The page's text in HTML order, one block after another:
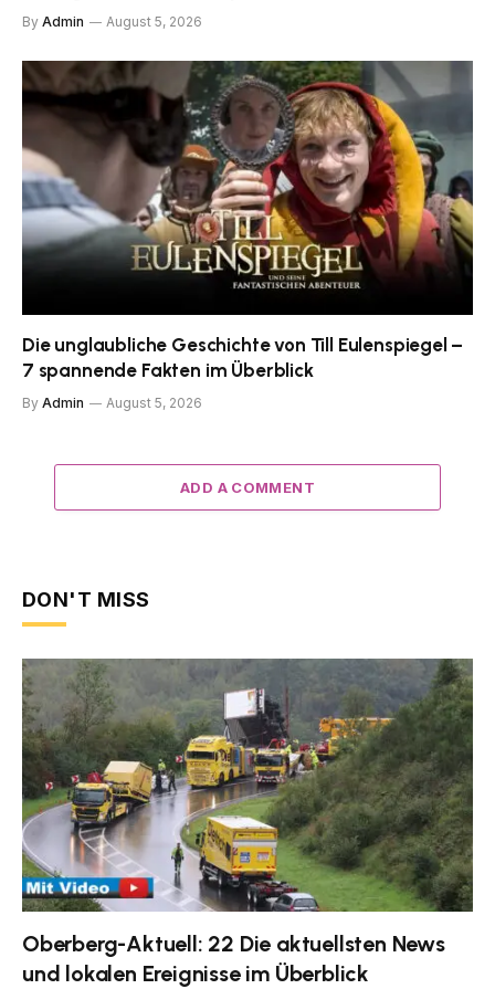
By Admin August 5, 2026
Die unglaubliche Geschichte von Till Eulenspiegel –
7 spannende Fakten im Überblick
By Admin August 5, 2026
ADD A COMMENT
DON'T MISS
Oberberg-Aktuell: 22 Die aktuellsten News
und lokalen Ereignisse im Überblick